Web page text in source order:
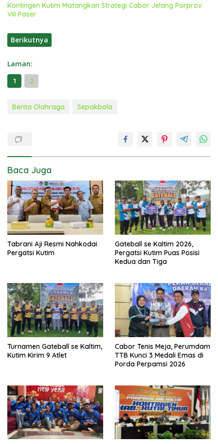
Kontingen Kutim Matangkan Strategi Cabor Jelang Porprov
VIII Paser
Berikutnya
Laman:
1
2
Berita Olahraga Sepakbola
Baca Juga
Tabrani Aji Resmi Nahkodai
Pergatsi Kutim
Gateball se Kaltim 2026,
Pergatsi Kutim Puas Posisi
Kedua dan Tiga
Turnamen Gateball se Kaltim,
Kutim Kirim 9 Atlet
Cabor Tenis Meja, Perumdam
TTB Kunci 3 Medali Emas di
Porda Perpamsi 2026